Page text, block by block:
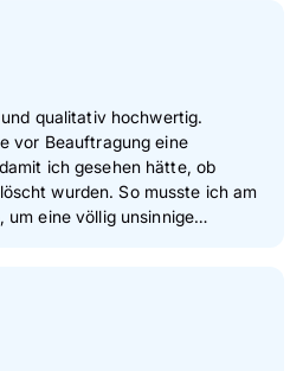
qualitativ hochwertig.
vor Beauftragung eine
ich gesehen hätte, ob
So musste ich am
um eine völlig unsinnige